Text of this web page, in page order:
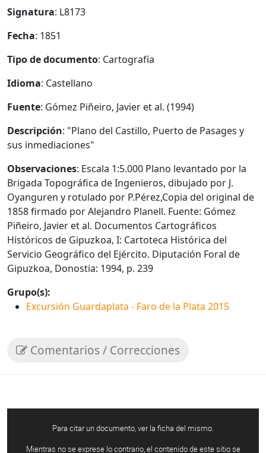
Signatura: L8173
Fecha: 1851
Tipo de documento: Cartografía
Idioma: Castellano
Fuente: Gómez Piñeiro, Javier et al. (1994)
Descripción: "Plano del Castillo, Puerto de Pasages y
sus inmediaciones"
Observaciones: Escala 1:5.000 Plano levantado por la
Brigada Topográfica de Ingenieros, dibujado por J.
Oyanguren y rotulado por P.Pérez,Copia del original de
1858 firmado por Alejandro Planell. Fuente: Gómez
Piñeiro, Javier et al. Documentos Cartográficos
Históricos de Gipuzkoa, I: Cartoteca Histórica del
Servicio Geográfico del Ejército. Diputación Foral de
Gipuzkoa, Donostia: 1994, p. 239
Grupo(s):
Excursión Guardaplata - Faro de la Plata 2015
Comentarios / Correcciones
Para citar un documento, ver la ficha del mismo.
Mientras no se exprese lo contrario, el contenido de este sitio se